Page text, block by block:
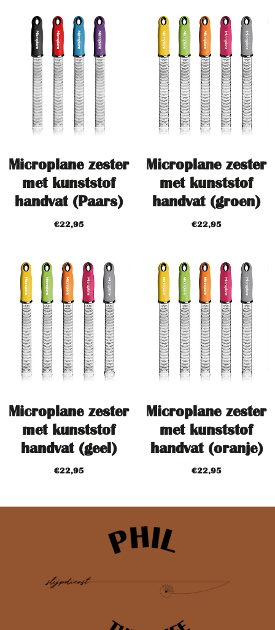
Microplane zester
met kunststof
handvat (Paars)
€22,95
Microplane zester
met kunststof
handvat (groen)
€22,95
Microplane zester
met kunststof
handvat (geel)
€22,95
Microplane zester
met kunststof
handvat (oranje)
€22,95